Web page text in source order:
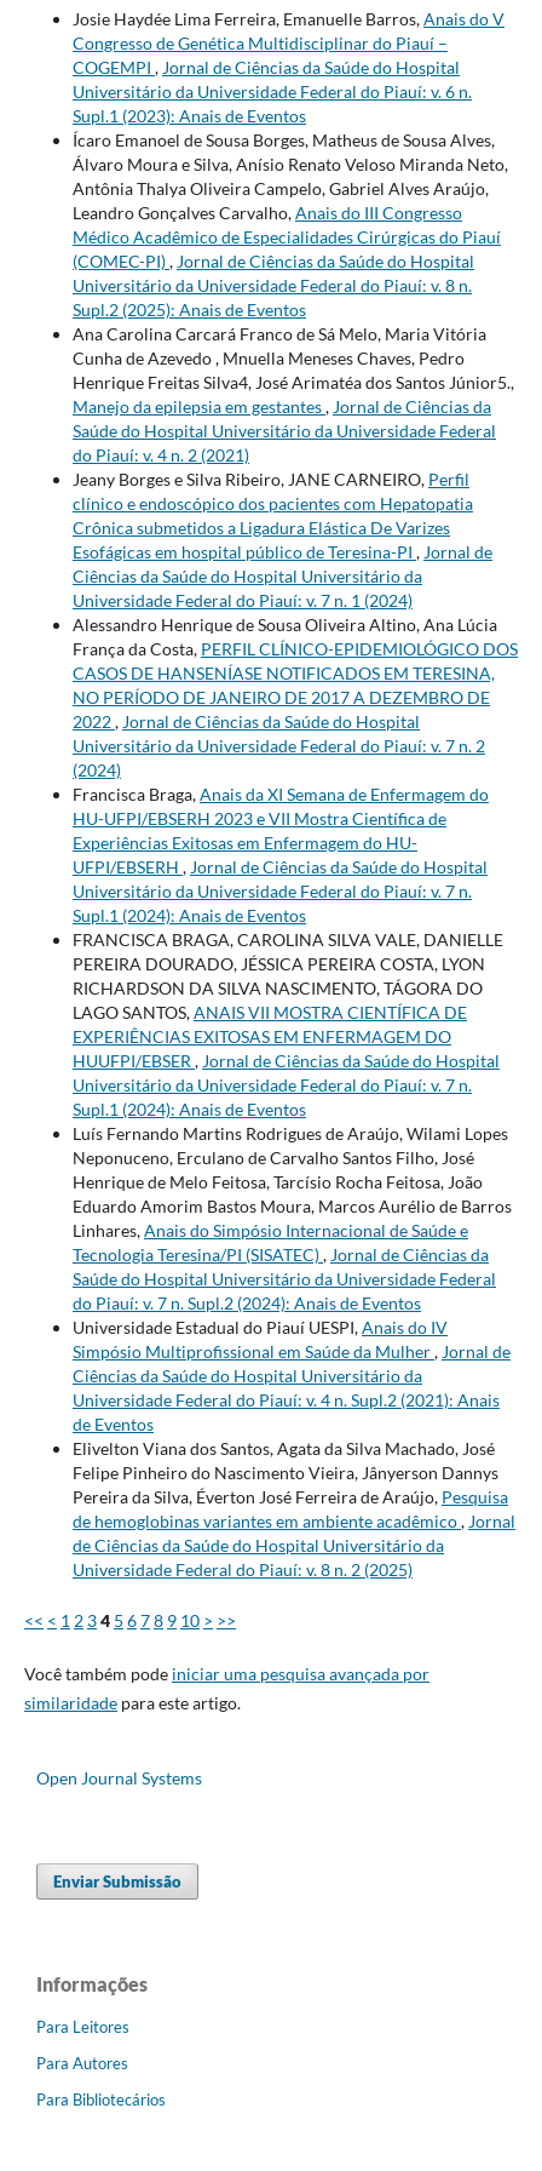
Josie Haydée Lima Ferreira, Emanuelle Barros,Anais do V
Congresso de Genética Multidisciplinar do Piauí –
COGEMPI , Jornal de Ciências da Saúde do Hospital
Universitário da Universidade Federal do Piauí: v. 6 n.
Supl.1 (2023): Anais de Eventos
Ícaro Emanoel de Sousa Borges, Matheus de Sousa Alves,
Álvaro Moura e Silva, Anísio Renato Veloso Miranda Neto,
Antônia Thalya Oliveira Campelo, Gabriel Alves Araújo,
Leandro Gonçalves Carvalho,Anais do III Congresso
Médico Acadêmico de Especialidades Cirúrgicas do Piauí
(COMEC-PI), Jornal de Ciências da Saúde do Hospital
Universitário da Universidade Federal do Piauí: v. 8 n.
Supl.2 (2025): Anais de Eventos
Ana Carolina Carcará Franco de Sá Melo, Maria Vitória
Cunha de Azevedo , Mnuella Meneses Chaves, Pedro
Henrique Freitas Silva4, José Arimatéa dos Santos Júnior5.,
Manejo da epilepsia em gestantes, Jornal de Ciências da
Saúde do Hospital Universitário da Universidade Federal
do Piauí: v. 4 n. 2 (2021)
Jeany Borges e Silva Ribeiro, JANE CARNEIRO, Perfil
clínico e endoscópico dos pacientes com Hepatopatia
Crônica submetidos a Ligadura Elástica De Varizes
Esofágicas em hospital público de Teresina-PI , Jornal de
Ciências da Saúde do Hospital Universitário da
Universidade Federal do Piauí: v. 7 n. 1 (2024)
Alessandro Henrique de Sousa Oliveira Altino, Ana Lúcia
França da Costa, PERFIL CLÍNICO-EPIDEMIOLÓGICO DOS
CASOS DE HANSENÍASE NOTIFICADOS EM TERESINA,
NO PERÍODO DE JANEIRO DE 2017 A DEZEMBRO DE
2022, Jornal de Ciências da Saúde do Hospital
Universitário da Universidade Federal do Piauí: v. 7 n. 2
(2024)
Francisca Braga,Anais da XI Semana de Enfermagem do
HU-UFPI/EBSERH 2023 e VII Mostra Científica de
Experiências Exitosas em Enfermagem do HU-
UFPI/EBSERH , Jornal de Ciências da Saúde do Hospital
Universitário da Universidade Federal do Piauí: v. 7 n.
Supl.1 (2024): Anais de Eventos
FRANCISCA BRAGA, CAROLINA SILVA VALE, DANIELLE
PEREIRA DOURADO, JÉSSICA PEREIRA COSTA, LYON
RICHARDSON DA SILVA NASCIMENTO, TÁGORA DO
LAGO SANTOS,ANAIS VII MOSTRA CIENTÍFICA DE
EXPERIÊNCIAS EXITOSAS EM ENFERMAGEM DO
HUUFPI/EBSER , Jornal de Ciências da Saúde do Hospital
Universitário da Universidade Federal do Piauí: v. 7 n.
Supl.1 (2024): Anais de Eventos
Luís Fernando Martins Rodrigues de Araújo, Wilami Lopes
Neponuceno, Erculano de Carvalho Santos Filho, José
Henrique de Melo Feitosa, Tarcísio Rocha Feitosa, João
Eduardo Amorim Bastos Moura, Marcos Aurélio de Barros
Linhares,Anais do Simpósio Internacional de Saúde e
Tecnologia Teresina/PI (SISATEC), Jornal de Ciências da
Saúde do Hospital Universitário da Universidade Federal
do Piauí: v. 7 n. Supl.2 (2024): Anais de Eventos
Universidade Estadual do Piauí UESPI,Anais do IV
Simpósio Multiprofissional em Saúde da Mulher, Jornal de
Ciências da Saúde do Hospital Universitário da
Universidade Federal do Piauí: v. 4 n. Supl.2 (2021): Anais
de Eventos
Elivelton Viana dos Santos, Agata da Silva Machado, José
Felipe Pinheiro do Nascimento Vieira, Jânyerson Dannys
Pereira da Silva, Éverton José Ferreira de Araújo, Pesquisa
de hemoglobinas variantes em ambiente acadêmico, Jornal
de Ciências da Saúde do Hospital Universitário da
Universidade Federal do Piauí: v. 8 n. 2 (2025)
<< < 1 2 34 5 678 9 10 > >>
Você também pode iniciar uma pesquisa avançada por
similaridadepara este artigo.
Open Journal Systems
Enviar Submissão
Informações
Para Leitores
Para Autores
Para Bibliotecários